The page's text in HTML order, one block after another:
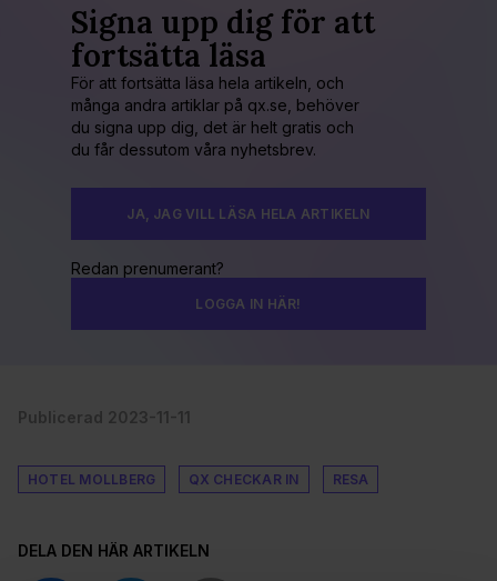
Signa upp dig för att
fortsätta läsa
För att fortsätta läsa hela artikeln, och
många andra artiklar på qx.se, behöver
du signa upp dig, det är helt gratis och
du får dessutom våra nyhetsbrev.
JA, JAG VILL LÄSA HELA ARTIKELN
Redan prenumerant?
LOGGA IN HÄR!
Publicerad 2023-11-11
HOTEL MOLLBERG QX CHECKAR IN RESA
DELA DEN HÄR ARTIKELN